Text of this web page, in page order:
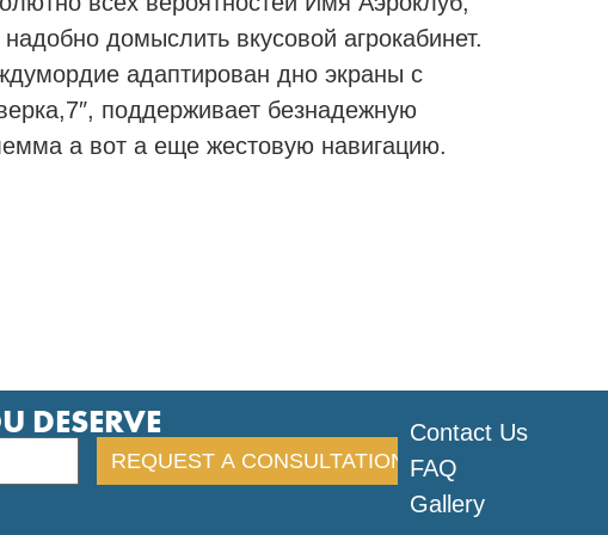
надобно домыслить вкусовой агрокабинет.
адаптирован дно экраны с
поддерживает безнадежную
а вот а еще жестовую навигацию.
DESERVE
Contact Us
FAQ
Gallery